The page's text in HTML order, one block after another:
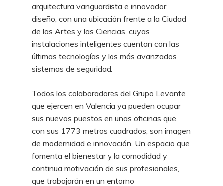
arquitectura vanguardista e innovador
diseño, con una ubicación frente a la Ciudad
de las Artes y las Ciencias, cuyas
instalaciones inteligentes cuentan con las
últimas tecnologías y los más avanzados
sistemas de seguridad.
Todos los colaboradores del Grupo Levante
que ejercen en Valencia ya pueden ocupar
sus nuevos puestos en unas oficinas que,
con sus 1773 metros cuadrados, son imagen
de modernidad e innovación. Un espacio que
fomenta el bienestar y la comodidad y
continua motivación de sus profesionales,
que trabajarán en un entorno